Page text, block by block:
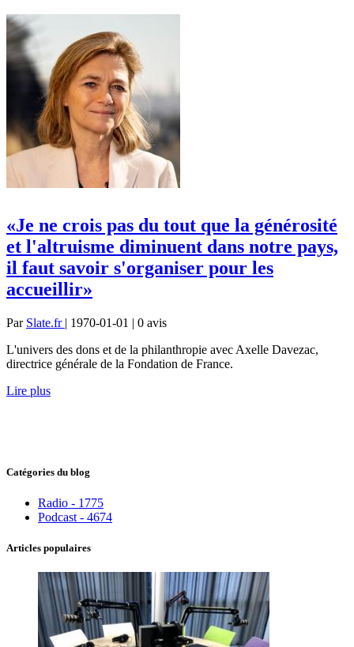
«Je ne crois pas du tout que la générosité
et l'altruisme diminuent dans notre pays,
il faut savoir s'organiser pour les
accueillir»
Par Slate.fr | 1970-01-01 | 0 avis
L'univers des dons et de la philanthropie avec Axelle Davezac,
directrice générale de la Fondation de France.
Lire plus
Catégories du blog
Radio - 1775
Podcast - 4674
Articles populaires